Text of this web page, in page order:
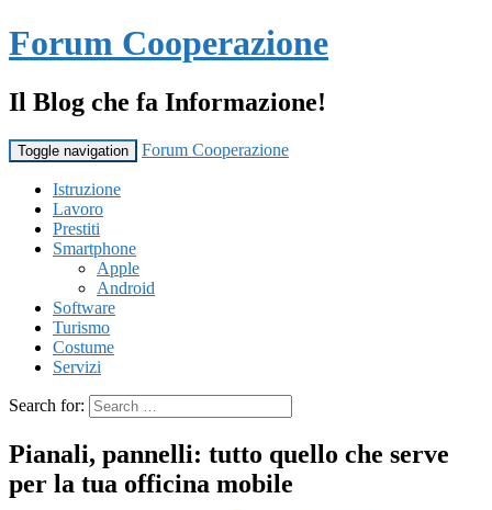
Forum Cooperazione
Il Blog che fa Informazione!
Toggle navigation Forum Cooperazione
Istruzione
Lavoro
Prestiti
Smartphone
Apple
Android
Software
Turismo
Costume
Servizi
Search for:
Pianali, pannelli: tutto quello che serve
per la tua officina mobile